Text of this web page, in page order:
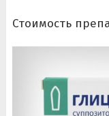
Стоимость